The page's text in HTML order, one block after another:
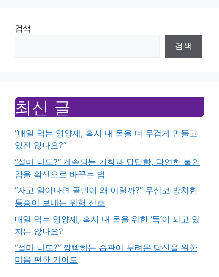
검색
검색
최신 글
“매일 먹는 영양제, 혹시 내 몸을 더 무겁게 만들고
있진 않나요?”
“설마 나도?” 계속되는 기침과 답답함, 막연한 불안
감을 확신으로 바꾸는 법
“자고 일어나면 골반이 왜 이럴까?” 무심코 방치한
통증이 보내는 위험 신호
매일 먹는 영양제, 혹시 내 몸을 위한 ‘독’이 되고 있
지는 않나요?
“설마 나도?” 깜빡하는 습관이 두려운 당신을 위한
마음 편한 가이드